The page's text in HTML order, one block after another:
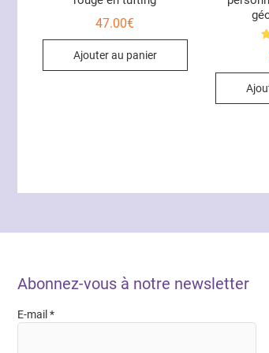
47.00€
Ajouter au panier
Abonnez-vous à notre newsletter
E-mail *